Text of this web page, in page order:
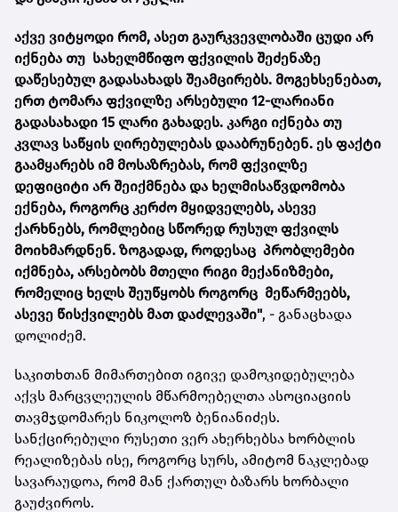
აქვე ვიტყოდი რომ, ასეთ გაურკვევლობაში ცუდი არ
იქნება თუ სახელმწიფო ფქვილის შეძენაზე
დაწესებულ გადასახადს შეამცირებს. მოგეხსენებათ,
ერთ ტომარა ფქვილზე არსებული 12-ლარიანი
გადასახადი 15 ლარი გახადეს. კარგი იქნება თუ
კვლავ საწყის ღირებულებას დააბრუნებენ. ეს ფაქტი
გაამყარებს იმ მოსაზრებას, რომ ფქვილზე
დეფიციტი არ შეიქმნება და ხელმისაწვდომობა
ექნება, როგორც კერძო მყიდველებს, ასევე
ქარხნებს, რომლებიც სწორედ რუსულ ფქვილს
მოიხმარდნენ. ზოგადად, როდესაც პრობლემები
იქმნება, არსებობს მთელი რიგი მექანიზმები,
რომელიც ხელს შეუწყობს როგორც მეწარმეებს,
ასევე წისქვილებს მათ დაძლევაში", - განაცხადა
დოლიძემ.
საკითხთან მიმართებით იგივე დამოკიდებულება
აქვს მარცვლეულის მწარმოებელთა ასოციაციის
თავმჯდომარეს ნიკოლოზ ბენიანიძეს.
სანქცირებული რუსეთი ვერ ახერხებსა ხორბლის
რეალიზებას ისე, როგორც სურს, ამიტომ ნაკლებად
სავარაუდოა, რომ მან ქართულ ბაზარს ხორბალი
გაუძვიროს.